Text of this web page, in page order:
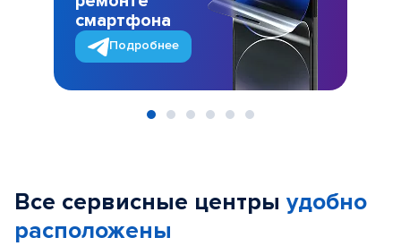
смартфона
Подробнее
Все сервисные центры удобно
расположены